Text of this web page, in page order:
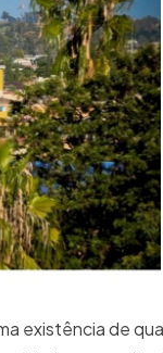
existência de